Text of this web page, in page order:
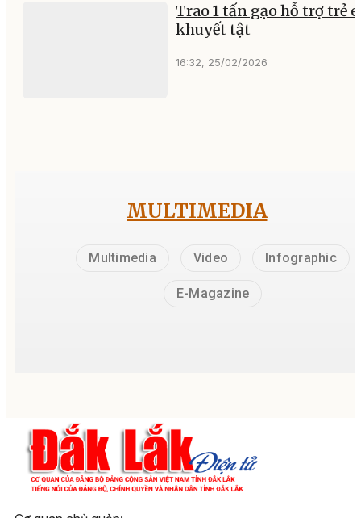
Trao 1 tấn gạo hỗ trợ trẻ
khuyết tật
16:32, 25/02/2026
MULTIMEDIA
Multimedia Video Infographic
E-Magazine